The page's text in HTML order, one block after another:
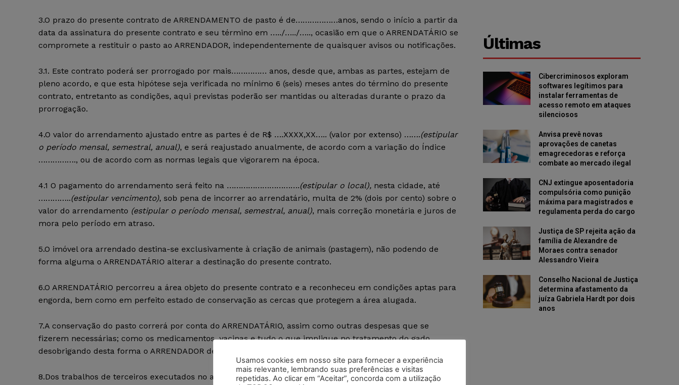
3.O prazo do presente contrato de ARRENDAMENTO de pasto é de………………anos, sendo o início a partir da
data da assinatura do presente contrato e seu término em …../…../….., ocasião em que o ARRENDATÁRIO se
compromete a restituir o pasto ao ARRENDADOR, independentemente de quaisquer avisos ou notificações.
3.1. Este contrato poderá ser prorrogado por mais…………… anos, desde que, ambas as partes, estejam de
pleno acordo, e que esta hipótese seja verificada no mínimo 6 (seis) meses antes do término do presente
contrato, entretanto as condições, aqui previstas poderão ser mantidas ou alteradas durante o prazo da
prorrogação.
4.O valor do arrendamento ajustado entre as partes é de R$ ….XXXX,XX….. (valor por extenso) …….(estipular
o período mensal, semestral, anual), e será reajustado anualmente, de acordo com a variação do Índice
……………., ou de acordo com as normas legais que vigorarem na época.
4.1 O pagamento do arrendamento será feito na ………………………….(estipular o local), nesta cidade, até
…………..(estipular vencimento), sob pena de incorrer ao arrendatário, multa de 2% (dois por cento) sobre o
valor do arrendamento (estipular o período mensal, semestral, anual), mais correção monetária e juros de
mora pelo período em atraso.
5.O imóvel ora arrendado destina-se exclusivamente à criação de animais (pastagem), não podendo de
forma alguma o ARRENDATÁRIO alterar a destinação do presente contrato.
6.O ARRENDATÁRIO percorreu a área objeto do presente contrato e a reconheceu em condições aptas para
engorda, bem como em perfeito estado de conservação as cercas que protegem a área alugada.
7.A conservação do pasto correrá por conta do ARRENDATÁRIO, assim como outras despesas que se
fizerem necessárias; como os medicamentos, vacinas e tudo o que implique no tratamento do gado,
desobrigando desta forma o ARRENDADOR de qualquer despesa.
8.Dos trabalhos de terceiros executados no arrendamento, caberá toda responsabilidade ao
Últimas
Cibercriminosos exploram
softwares legítimos para
instalar ferramentas de
acesso remoto em ataques
silenciosos
Anvisa prevê novas
aprovações de canetas
emagrecedoras e reforça
combate ao mercado ilegal
CNJ extingue aposentadoria
compulsória como punição
máxima para magistrados e
regulamenta perda do cargo
Justiça de SP rejeita ação da
família de Alexandre de
Moraes contra senador
Alessandro Vieira
Conselho Nacional de Justiça
determina afastamento da
juíza Gabriela Hardt por dois
anos
Usamos cookies em nosso site para fornecer a experiência
mais relevante, lembrando suas preferências e visitas
repetidas. Ao clicar em “Aceitar”, concorda com a utilização